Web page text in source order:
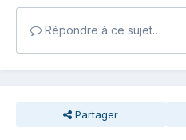
Répondre à ce sujet…
Partager